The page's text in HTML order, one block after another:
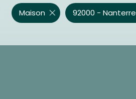
Maison 92000 - Nanterre